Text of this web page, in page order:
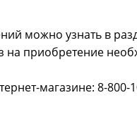
можно узнать в
приобретение
магазине: 8-800-